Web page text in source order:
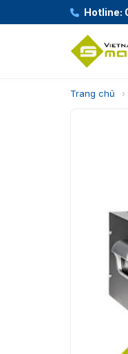
Hotline:
Trang chủ ›